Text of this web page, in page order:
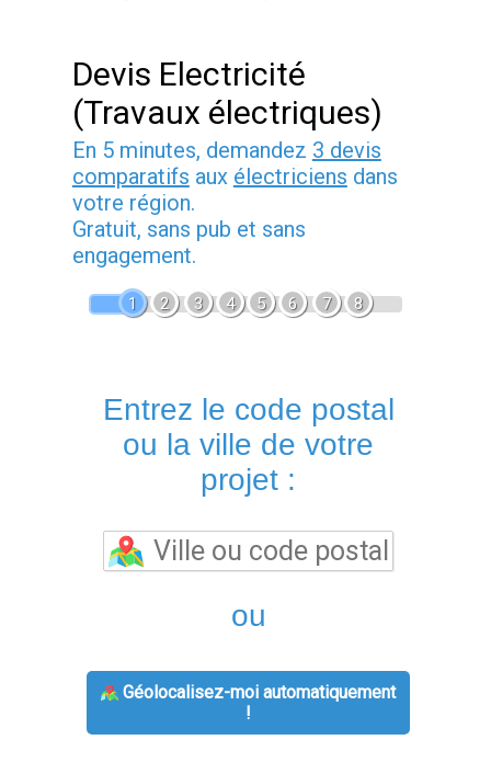
Devis Electricité
(Travaux électriques)
En 5 minutes, demandez 3 devis
comparatifs aux électriciens dans
votre région.
Gratuit, sans pub et sans
engagement.
1 2 3 4 5 6 7 8
Entrez le code postal
ou la ville de votre
projet :
ou
Géolocalisez-moi automatiquement
!